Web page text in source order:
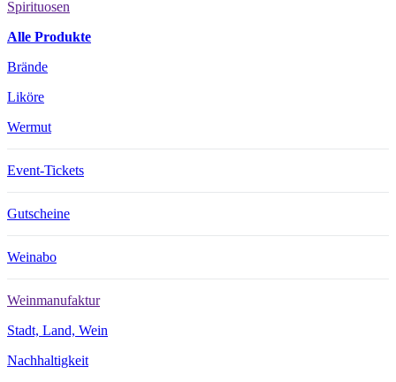
Spirituosen
Alle Produkte
Brände
Liköre
Wermut
Event-Tickets
Gutscheine
Weinabo
Weinmanufaktur
Stadt, Land, Wein
Nachhaltigkeit